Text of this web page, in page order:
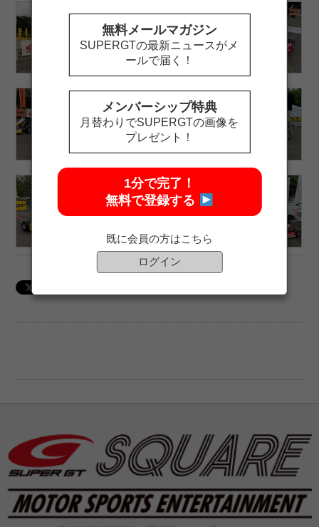
無料メールマガジン
SUPERGTの最新ニュースがメ
ールで届く！
メンバーシップ特典
月替わりでSUPERGTの画像を
プレゼント！
1分で完了！
無料で登録する
既に会員の方はこちら
ログイン